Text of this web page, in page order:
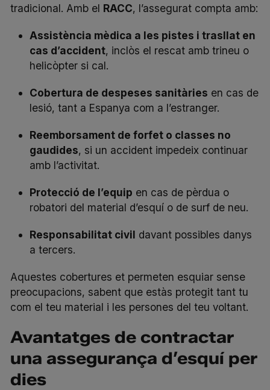
tradicional. Amb el RACC, l’assegurat compta amb:
Assistència mèdica a les pistes i trasllat en
cas d’accident, inclòs el rescat amb trineu o
helicòpter si cal.
Cobertura de despeses sanitàries en cas de
lesió, tant a Espanya com a l’estranger.
Reemborsament de forfet o classes no
gaudides, si un accident impedeix continuar
amb l’activitat.
Protecció de l’equip en cas de pèrdua o
robatori del material d’esquí o de surf de neu.
Responsabilitat civil davant possibles danys
a tercers.
Aquestes cobertures et permeten esquiar sense
preocupacions, sabent que estàs protegit tant tu
com el teu material i les persones del teu voltant.
Avantatges de contractar
una assegurança d’esquí per
dies